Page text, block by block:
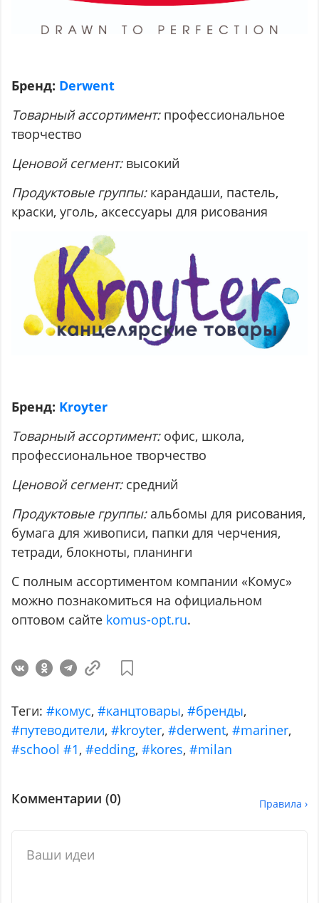
Бренд: Derwent
Товарный ассортимент:профессиональное
творчество
Ценовой сегмент:высокий
Продуктовые группы: карандаши, пастель,
краски, уголь, аксессуары для рисования
Бренд: Kroyter
Товарный ассортимент: офис, школа,
профессиональное творчество
Ценовой сегмент:средний
Продуктовые группы:альбомы для рисования,
бумага для живописи, папки для черчения,
тетради, блокноты, планинги
С полным ассортиментом компании «Комус»
можно познакомиться на официальном
оптовом сайте komus-opt.ru.
Теги: #комус,#канцтовары,#бренды,
#путеводители,#kroyter,#derwent,#mariner,
#school #1,#edding,#kores,#milan
Комментарии (0) Правила ›